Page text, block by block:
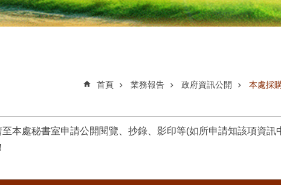
首頁 業務報告 政府資訊公開 本處採
本處秘書室申請公開閱覽、抄錄、影印等(如所申請知該項資訊